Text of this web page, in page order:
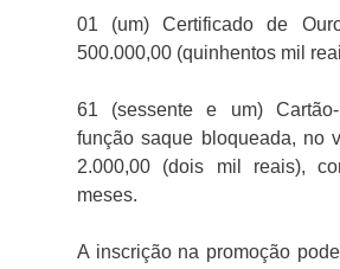
01 (um) Certificado de
500.000,00 (quinhentos mil
61 (sessente e um)
função saque bloqueada, no
2.000,00 (dois mil reais),
meses.
A inscrição na promoção